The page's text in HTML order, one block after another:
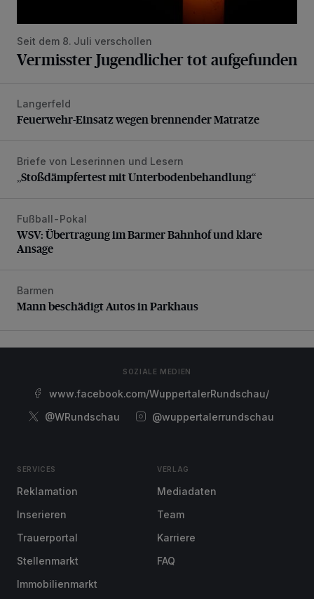
Seit dem 8. Juli verschollen
Vermisster Jugendlicher tot aufgefunden
Feuerwehr-Einsatz wegen brennender Matratze
Langerfeld
Feuerwehr-Einsatz wegen brennender Matratze
„Stoßdämpfertest mit Unterbodenbehandlung“
Briefe von Leserinnen und Lesern
„Stoßdämpfertest mit Unterbodenbehandlung“
WSV: Übertragung im Barmer Bahnhof und klare Ansage
Fußball-Pokal
WSV: Übertragung im Barmer Bahnhof und klare
Ansage
Mann beschädigt Autos in Parkhaus
Barmen
Mann beschädigt Autos in Parkhaus
SOZIALE MEDIEN
www.facebook.com/WuppertalerRundschau/
@WRundschau
@wuppertalerrundschau
SERVICES
Reklamation
Inserieren
Trauerportal
Stellenmarkt
Immobilienmarkt
VERLAG
Mediadaten
Team
Karriere
FAQ